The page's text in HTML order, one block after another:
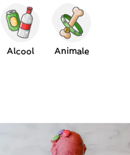
Alcool Animale